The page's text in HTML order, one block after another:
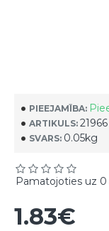
PIEEJAMĪBA:
ARTIKULS: 21966
SVARS: 0.05kg
Pamatojoties uz
1.83€